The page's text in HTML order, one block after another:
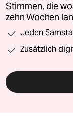
Stimmen, die
zehn Wochen
Jeden
Zusätzlich